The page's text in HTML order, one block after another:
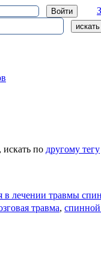
по другому тегу
в лечении травмы
травма, спинной